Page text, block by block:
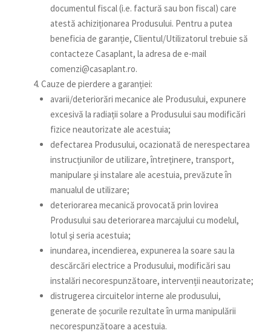
documentul fiscal (i.e. factură sau bon fiscal) care
atestă achiziționarea Produsului. Pentru a putea
beneficia de garanție, Clientul/Utilizatorul trebuie să
contacteze Casaplant, la adresa de e-mail
comenzi@casaplant.ro.
Cauze de pierdere a garanției:
avarii/deteriorări mecanice ale Produsului, expunere
excesivă la radiații solare a Produsului sau modificări
fizice neautorizate ale acestuia;
defectarea Produsului, ocazionată de nerespectarea
instrucțiunilor de utilizare, întreținere, transport,
manipulare şi instalare ale acestuia, prevăzute în
manualul de utilizare;
deteriorarea mecanică provocată prin lovirea
Produsului sau deteriorarea marcajului cu modelul,
lotul şi seria acestuia;
inundarea, incendierea, expunerea la soare sau la
descărcări electrice a Produsului, modificări sau
instalări necorespunzătoare, intervenții neautorizate;
distrugerea circuitelor interne ale produsului,
generate de șocurile rezultate în urma manipulării
necorespunzătoare a acestuia.